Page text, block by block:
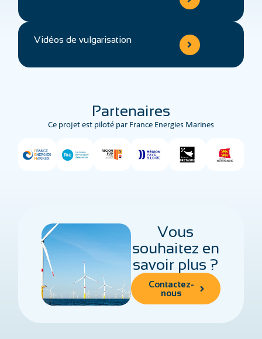
Vidéos de vulgarisation
Partenaires
Ce projet est piloté par France Energies Marines
Vous
souhaitez en
savoir plus ?
Contactez-
nous